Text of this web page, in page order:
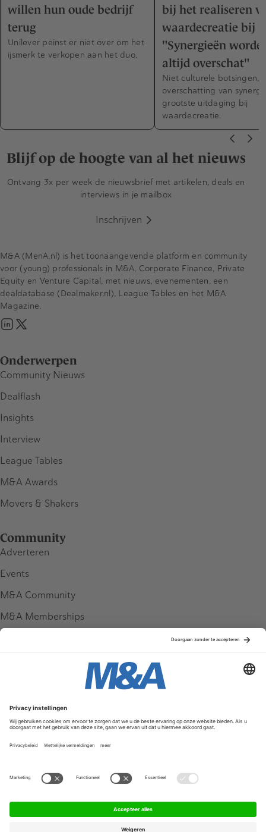
willen hun oude bedrijf
terug
Unilever peinst er niet over om het
ijsmerk te verkopen aan het duo.
bij het realiseren
waardecreatie bij
"Synergieën
altijd overschat"
Niet culturele botsingen,
overschatting van
grootste uitdaging bij
waardecreatie.
Blijf op de hoogte van al het nieuws
Ontvang 3x per week de nieuwsbrief met artikelen, deals en
interviews in je mailbox
Inschrijven
Onderwerpen
Community Nieuws
Dealflash
Insights
Interview
League Tables
M&A Awards
Movers & Shakers
Community
Adverteren
Events
M&A Community
M&A Memberships
Service & Contact
Contact
FAQ
Werken bij ons
Algemene Voorwaarden
M&A (MenA.nl) is het toonaangevende platform en community
voor (young) professionals in M&A, Corporate Finance, Private
Equity en Venture Capital, met nieuws, evenementen, een
dealdatabase (Dealmaker.nl), League Tables en het M&A
Magazine.